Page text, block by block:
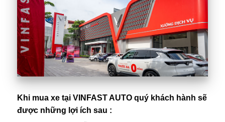
Khi mua xe tại VINFAST AUTO quý khách hành sẽ
được những lợi ích sau :